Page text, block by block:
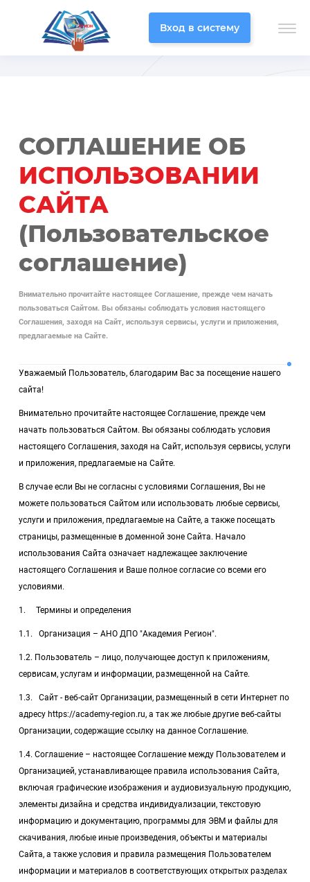
Вход в систему
СОГЛАШЕНИЕ ОБ
ИСПОЛЬЗОВАНИИ
САЙТА
(Пользовательское
соглашение)
Внимательно прочитайте настоящее Соглашение, прежде чем начать
пользоваться Сайтом. Вы обязаны соблюдать условия настоящего
Соглашения, заходя на Сайт, используя сервисы, услуги и приложения,
предлагаемые на Сайте.
Уважаемый Пользователь, благодарим Вас за посещение нашего
сайта!
Внимательно прочитайте настоящее Соглашение, прежде чем
начать пользоваться Сайтом. Вы обязаны соблюдать условия
настоящего Соглашения, заходя на Сайт, используя сервисы, услуги
и приложения, предлагаемые на Сайте.
В случае если Вы не согласны с условиями Соглашения, Вы не
можете пользоваться Сайтом или использовать любые сервисы,
услуги и приложения, предлагаемые на Сайте, а также посещать
страницы, размещенные в доменной зоне Сайта. Начало
использования Сайта означает надлежащее заключение
настоящего Соглашения и Ваше полное согласие со всеми его
условиями.
1. Термины и определения
1.1. Организация –АНО ДПО "Академия Регион".
1.2. Пользователь – лицо, получающее доступ к приложениям,
сервисам, услугам и информации, размещенной на Сайте.
1.3. Сайт - веб-сайт Организации, размещенный в сети Интернет по
адресу https://academy-region.ru, а так же любые другие веб-сайты
Организации, содержащие ссылку на данное Соглашение.
1.4. Соглашение – настоящее Соглашение между Пользователем и
Организацией, устанавливающее правила использования Сайта,
включая графические изображения и аудиовизуальную продукцию,
элементы дизайна и средства индивидуализации, текстовую
информацию и документацию, программы для ЭВМ и файлы для
скачивания, любые иные произведения, объекты и материалы
Сайта, а также условия и правила размещения Пользователем
информации и материалов в соответствующих открытых разделах